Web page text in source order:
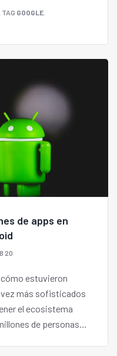
TAG GOOGLE
de apps en
20
estuvieron
más sofisticados
el ecosistema
de personas